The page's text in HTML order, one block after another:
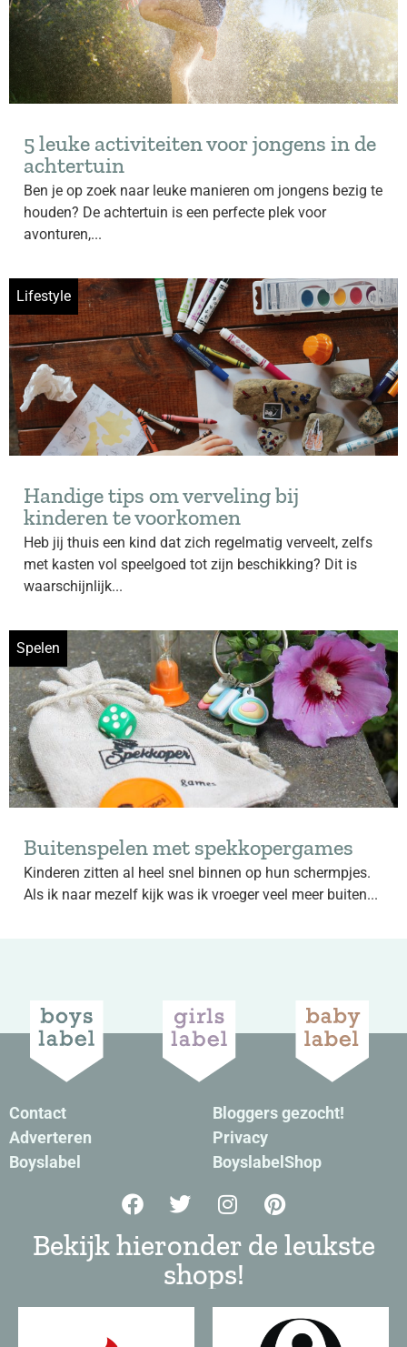
5 leuke activiteiten voor jongens in de
achtertuin
Ben je op zoek naar leuke manieren om jongens bezig te
houden? De achtertuin is een perfecte plek voor
avonturen,...
Lifestyle
Handige tips om verveling bij
kinderen te voorkomen
Heb jij thuis een kind dat zich regelmatig verveelt, zelfs
met kasten vol speelgoed tot zijn beschikking? Dit is
waarschijnlijk...
Spelen
Buitenspelen met spekkopergames
Kinderen zitten al heel snel binnen op hun schermpjes.
Als ik naar mezelf kijk was ik vroeger veel meer buiten...
Contact
Adverteren
Boyslabel
Bloggers gezocht!
Privacy
BoyslabelShop
Bekijk hieronder de leukste
shops!